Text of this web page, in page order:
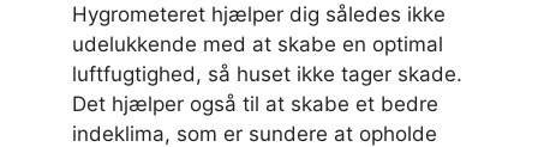
Hygrometeret hjælper dig således ikke
udelukkende med at skabe en optimal
luftfugtighed, så huset ikke tager skade.
Det hjælper også til at skabe et bedre
indeklima, som er sundere at opholde